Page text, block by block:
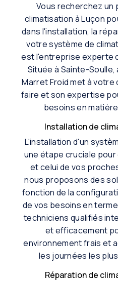
Vous recherchez un
climatisation à Luçon
dans l'installation, la
votre système de
est l'entreprise experte
Située à Sainte-Soulle,
Marret Froid met à
faire et son expertise
besoins en
Installation de
L'installation d'un
une étape cruciale
et celui de vos
nous proposons des
fonction de la
de vos besoins en
techniciens qualifiés
et efficacement
environnement frais et
les journées les
Réparation de